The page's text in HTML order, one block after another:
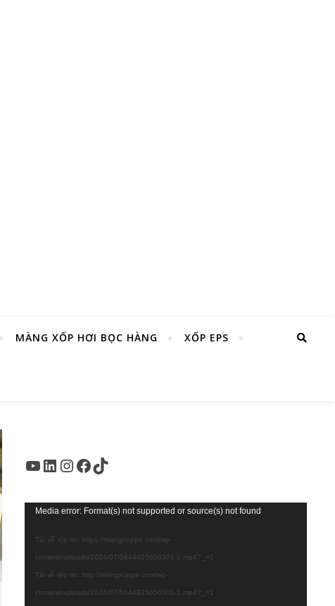
MÀNG XỐP HƠI BỌC HÀNG XỐP EPS
Youtube
LinkedIn
Instagram
Facebook
TikTok
Trình
Video
Media error: Format(s) not supported or source(s) not found
Tải về tệp tin: https://mangxoppe.com/wp-
content/uploads/2024/07/5644925656301-1.mp4?_=1
Tải về tệp tin: http://mangxoppe.com/wp-
content/uploads/2024/07/5644925656301-1.mp4?_=1